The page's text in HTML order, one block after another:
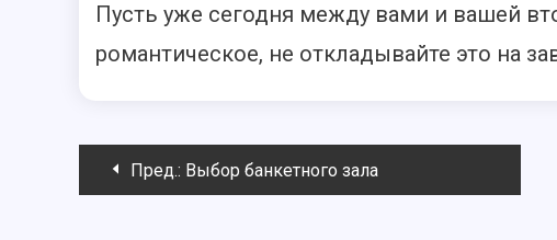
Пусть уже сегодня между вами и вашей
романтическое, не откладывайте это на
Навигация
Пред.: Выбор банкетного зала